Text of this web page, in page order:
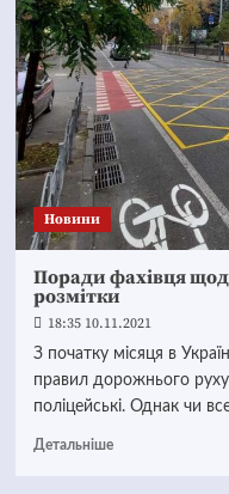
Новини
Поради фахівця
розмітки
18:35 10.11.2021
З початку місяця в
правил дорожнього
поліцейські. Однак чи
Детальніше